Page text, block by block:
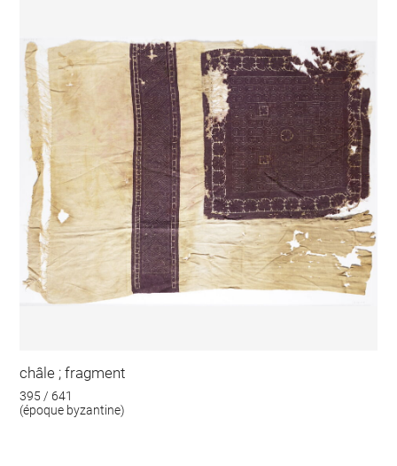
châle ; fragment
395 / 641
(époque byzantine)